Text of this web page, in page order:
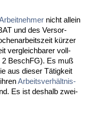
nicht al­lein
und des Ver­sor­
kürzer
ver­gleich­ba­rer voll­
2 BeschFG). Es muß
aus die­ser Tätig­keit
Ar­beits­verhält­nis­
Es ist des­halb zwei-